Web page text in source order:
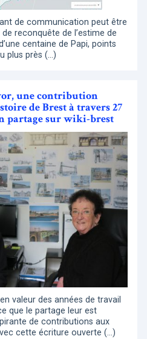
de communication peut être
reconquête de l’estime de
centaine de Papi, points
plus près (…)
une contribution
de Brest à travers 27
partage sur wiki-brest
valeur des années de travail
que le partage leur est
de contributions aux
cette écriture ouverte (…)